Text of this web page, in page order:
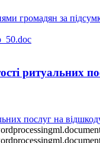
громадян за
ритуальних
послуг на